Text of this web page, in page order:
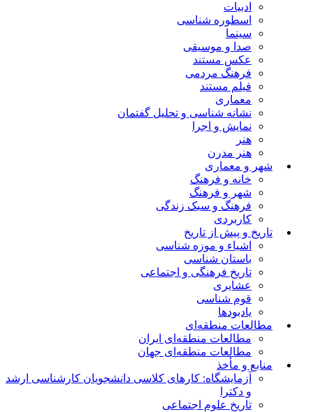
ادبیات
اسطوره شناسی
سینما
صدا و موسیقی
عکس مستند
فرهنگ مردمی
فیلم مستند
معماری
نشانه شناسی و تحلیل گفتمان
نمایش و اجرا
هنر
هنر مدرن
شهر و معماری
خانه و فرهنگ
شهر و فرهنگ
فرهنگ و سبک زندگی
کاربردی
تاریخ و پیش از تاریخ
اشیاء و موزه شناسی
باستان شناسی
تاریخ فرهنگی و اجتماعی
عشایری
قوم شناسی
یادبودها
مطالعات منطقه‌ای
مطالعات منطقه‌ای ایران
مطالعات منطقه‌ای جهان
منابع و مأخذ
آزمایشگاه: کارهای کلاسی دانشجویان کارشناسی ارشد
و دکترا
تاریخ علوم اجتماعی